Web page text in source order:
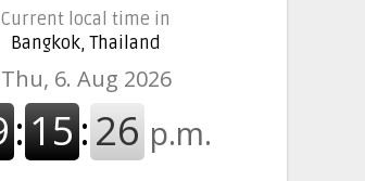
Current local time in
Bangkok, Thailand